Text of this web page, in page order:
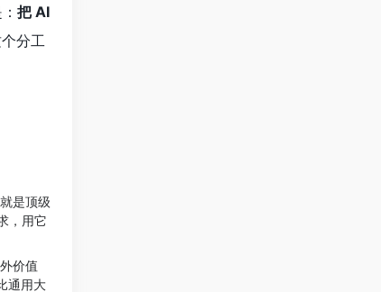
把 AI
分工
是顶级
，用它
价值
通用大